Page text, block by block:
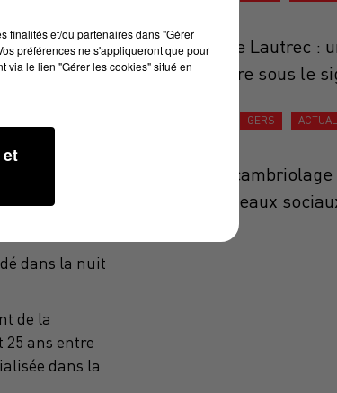
dans la nuit
de la
ans entre
dans la
Ail Rose de Lautrec :
anniversaire sous le
GERS
Gers : Le
sur les réseaux
finalités et/ou partenaires dans "Gérer
préférences ne s'appliqueront que pour
via le lien "Gérer les cookies" situé en